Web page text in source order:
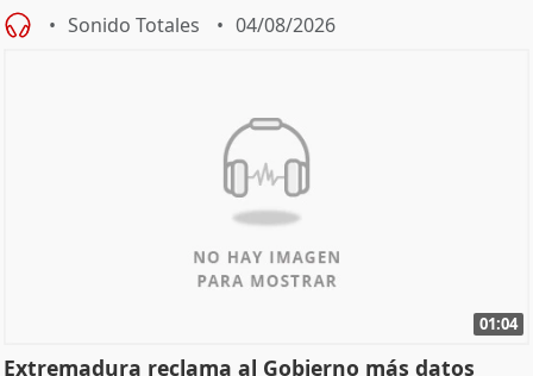
Sonido Totales 04/08/2026
01:04
Extremadura reclama al Gobierno más datos